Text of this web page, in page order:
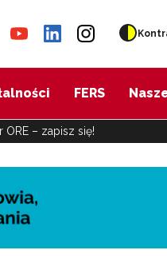
FERS
ORE – zapisz się!